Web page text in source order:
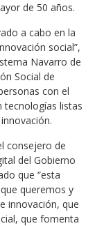
de 50 años.
a cabo en la
social”,
Navarro de
Social de
con el
tecnologías listas
consejero de
del Gobierno
que “esta
queremos y
innovación, que
que fomenta